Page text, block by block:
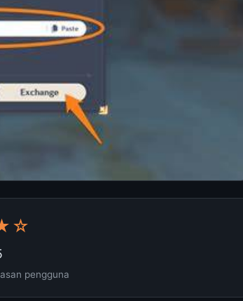
pengguna